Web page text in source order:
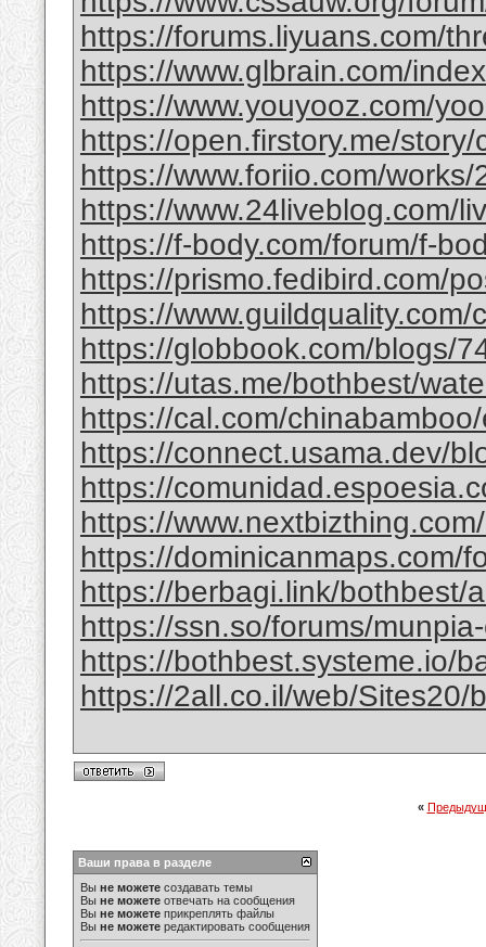
https://forums.liyuans.com/
https://www.glbrain.com/
https://www.youyooz.com/
https://open.firstory.me/
https://www.foriio.com/
https://www.24liveblog.com/
https://f-body.com/forum/f-
https://prismo.fedibird.com/
https://
https://globbook.com/blogs/
https://utas.me/bothbest/
https://cal.com/
https://connect.usama.dev/
https://
https://
https://dominicanmaps.com/
https://berbagi.link/bothbest/
https://ssn.so/forums/
https://bothbest.systeme.io/
https://2all.co.il/web/Sites20/
«
Ваши права в разделе
Вы не можете создавать темы
Вы не можете отвечать на сообщения
Вы не можете прикреплять файлы
Вы не можете редактировать сообщения